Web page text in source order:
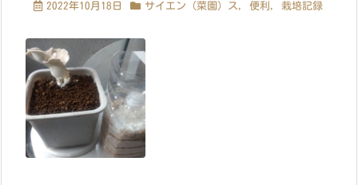
2022年10月18日 サイエン（菜園）ス, 便利 , 栽培記録